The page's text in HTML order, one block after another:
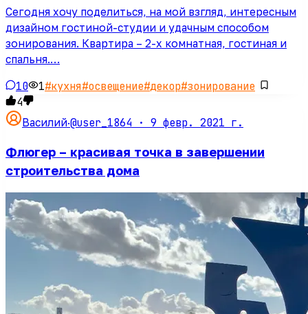
Сегодня хочу поделиться, на мой взгляд, интересным
дизайном гостиной-студии и удачным способом
зонирования. Квартира – 2-х комнатная, гостиная и
спальня.…
10 1#кухня#освещение#декор#зонирование
4
Василий·@user_1864 · 9 февр. 2021 г.
Флюгер – красивая точка в завершении
строительства дома